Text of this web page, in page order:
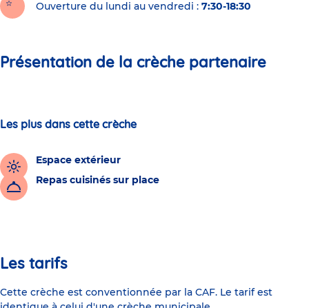
Ouverture du lundi au vendredi : 7:30-18:30
Présentation de la crèche partenaire
Les plus dans cette crèche
Espace extérieur
Repas cuisinés sur place
Les tarifs
Cette crèche est conventionnée par la CAF. Le tarif est